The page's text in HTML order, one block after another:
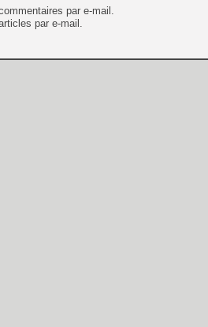
par e-mail.
par e-mail.